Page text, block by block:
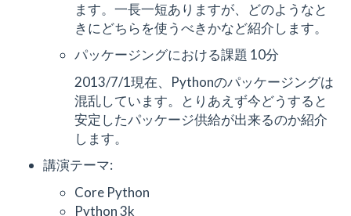
ます。一長一短ありますが、どのようなと
きにどちらを使うべきかなど紹介します。
パッケージングにおける課題 10分
2013/7/1現在、Pythonのパッケージングは
混乱しています。とりあえず今どうすると
安定したパッケージ供給が出来るのか紹介
します。
講演テーマ:
Core Python
Python 3k